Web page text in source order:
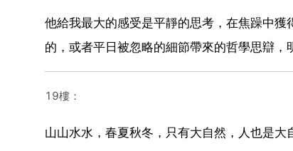
他給我最大的感受是平靜的思考，在焦躁中
的，或者平日被忽略的細節帶來的哲學思辯，
19樓：
山山水水，春夏秋冬，只有大自然，人也是大